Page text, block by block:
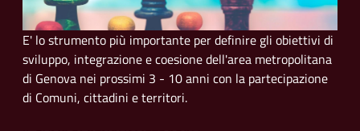
E' lo strumento più importante per definire gli obiettivi di
sviluppo, integrazione e coesione dell'area metropolitana
di Genova nei prossimi 3 - 10 anni con la partecipazione
di Comuni, cittadini e territori.